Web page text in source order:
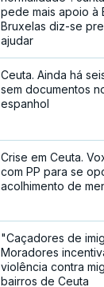
pede mais apoio à
Bruxelas diz-se
ajudar
Ceuta. Ainda há
sem documentos
espanhol
Crise em Ceuta.
com PP para se
acolhimento de
"Caçadores de
Moradores
violência contra
bairros de Ceuta